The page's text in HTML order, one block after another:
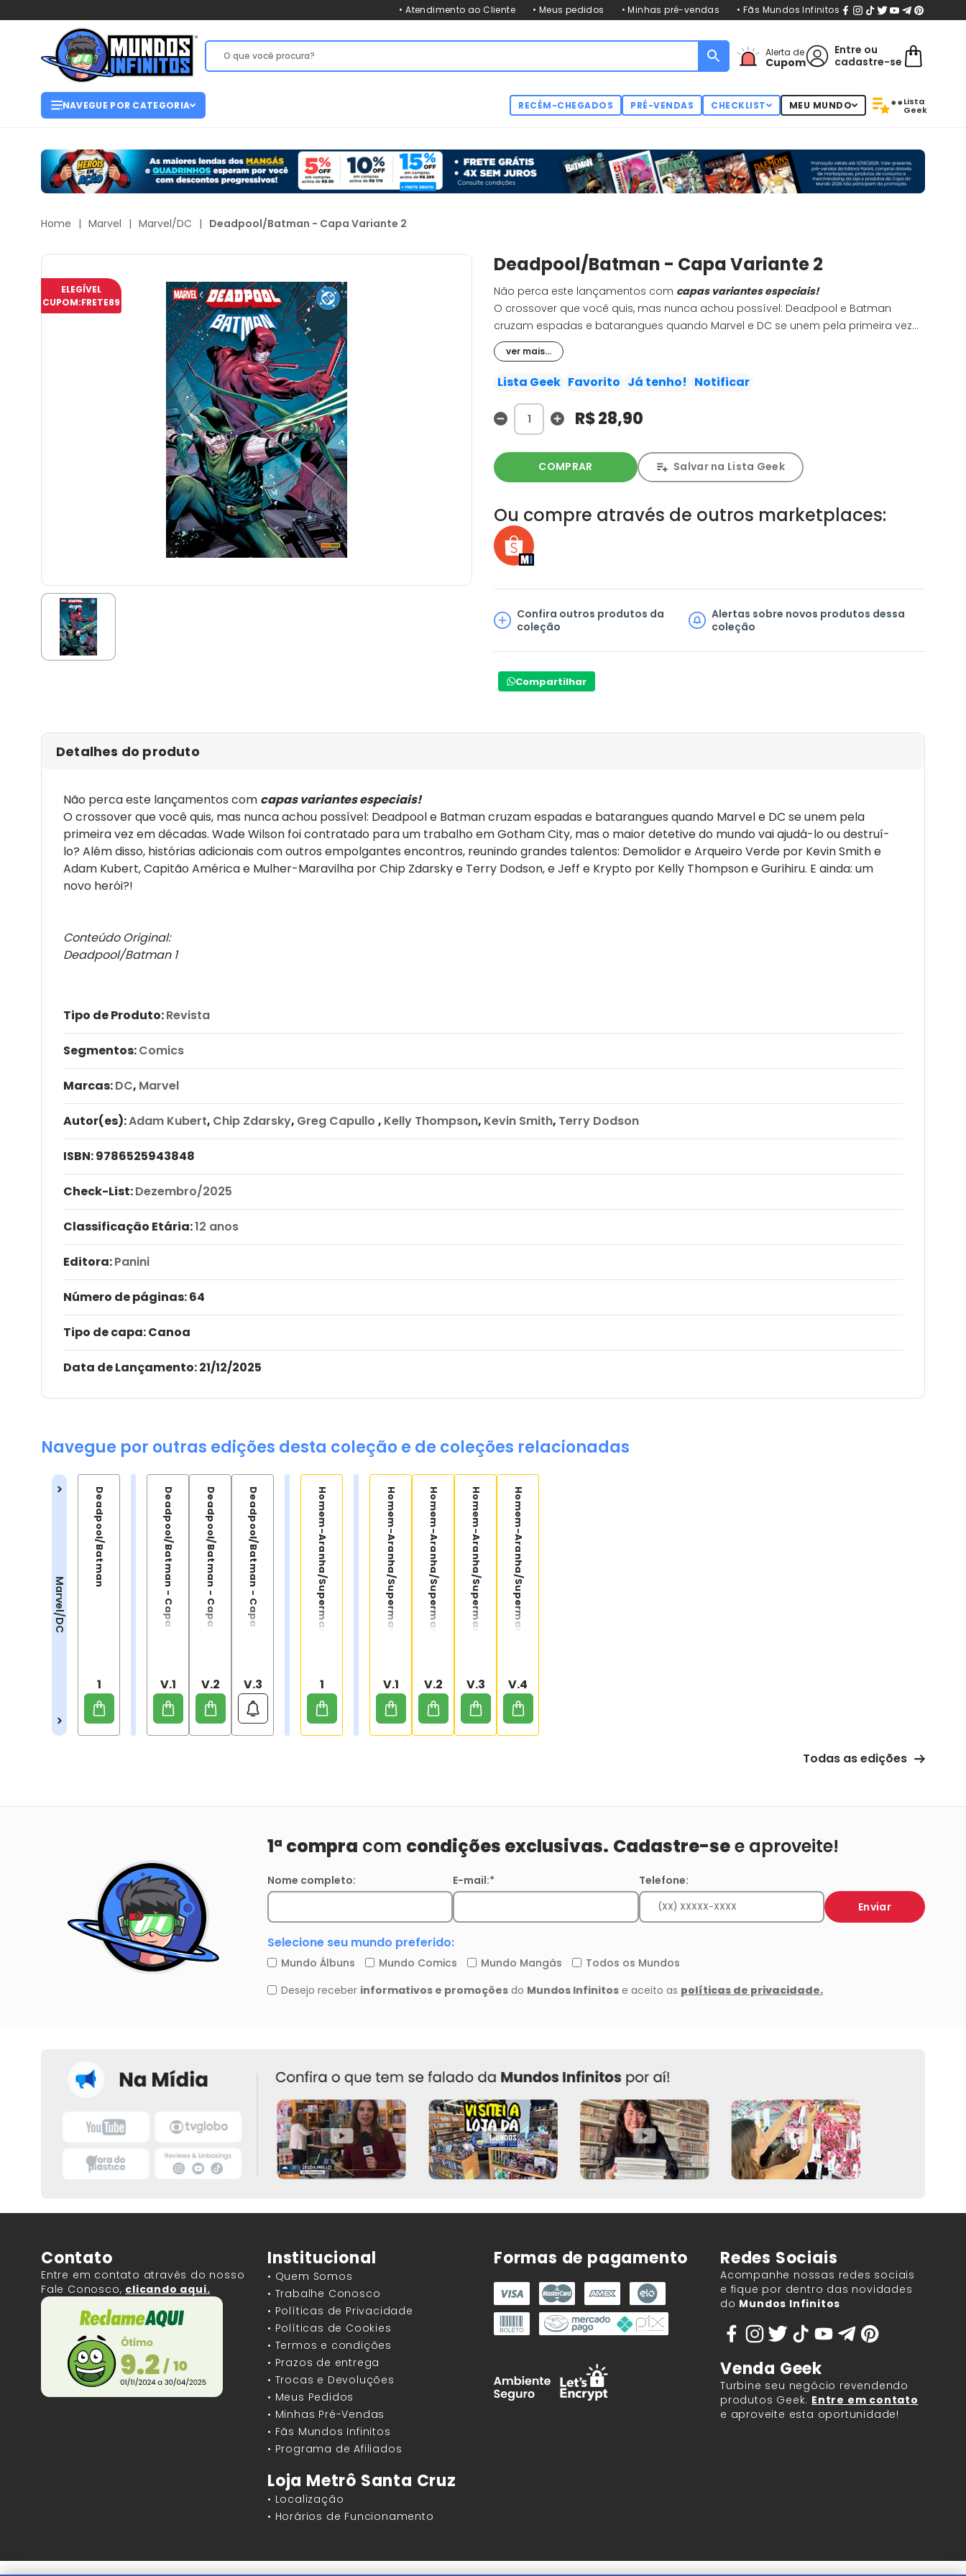
• Atendimento ao Cliente • Meus pedidos • Minhas pré-vendas • Fãs Mundos Infinitos
Alerta de
Cupom
Entre ou
cadastre-se
NAVEGUE POR CATEGORIA RECÉM-CHEGADOS PRÉ-VENDAS CHECKLIST MEU MUNDO **Lista
Geek
Home | Marvel | Marvel/DC | Deadpool/Batman - Capa Variante 2
ELEGÍVEL
CUPOM:FRETE89
Deadpool/Batman - Capa Variante 2
Não perca este lançamentos com capas variantes especiais!
O crossover que você quis, mas nunca achou possível: Deadpool e Batman
cruzam espadas e batarangues quando Marvel e DC se unem pela primeira vez
em décadas. Wade Wilson foi contratado para um trabalho em Gotham City, mas
o maior detetive do mundo vai ajudá-lo ou destruí-lo? Além disso, histórias
adicionais com outros empolgantes encontros, reunindo grandes talentos:
Mulher-Maravilha por Chip Zdarsky e Terry Dodson, e Jeff e Krypto por Kelly
Thompson e Gurihiru. E ainda: um novo herói?!
ver mais...
Lista Geek Favorito Já tenho! Notificar
R$ 28,90
COMPRAR Salvar na Lista Geek
Ou compre através de outros marketplaces:
Confira outros produtos da
coleção
Alertas sobre novos produtos dessa
coleção
Compartilhar
Detalhes do produto
Não perca este lançamentos com capas variantes especiais!
O crossover que você quis, mas nunca achou possível: Deadpool e Batman cruzam espadas e batarangues quando Marvel e DC se unem pela
primeira vez em décadas. Wade Wilson foi contratado para um trabalho em Gotham City, mas o maior detetive do mundo vai ajudá-lo ou destruí-
lo? Além disso, histórias adicionais com outros empolgantes encontros, reunindo grandes talentos: Demolidor e Arqueiro Verde por Kevin Smith e
Adam Kubert, Capitão América e Mulher-Maravilha por Chip Zdarsky e Terry Dodson, e Jeff e Krypto por Kelly Thompson e Gurihiru. E ainda: um
novo herói?!
Conteúdo Original:
Deadpool/Batman 1
Tipo de Produto:Revista
Segmentos:Comics
Marcas:DC, Marvel
Autor(es):Adam Kubert, Chip Zdarsky, Greg Capullo , Kelly Thompson, Kevin Smith, Terry Dodson
ISBN:9786525943848
Check-List:Dezembro/2025
Classificação Etária:12 anos
Editora:Panini
Número de páginas: 64
Tipo de capa:Canoa
Data de Lançamento:21/12/2025
Navegue por outras edições desta coleção e de coleções relacionadas
Marvel/DC
Deadpool/Batman
1
Deadpool/Batman - Capa Variante 1
V.1 Deadpool/Batman - Capa Variante 2
V.2 Deadpool/Batman - Capa Variante 3
V.3
Homem-Aranha/Superman
1 Homem-Aranha/Superman - Capa Variante 01
V.1 Homem-Aranha/Superman - Capa Variante 02
V.2 Homem-Aranha/Superman - Capa Variante 03
V.3 Homem-Aranha/Superman - Capa Variante 04
V.4
Todas as edições
Contato
Entre em contato através do nosso
Fale Conosco, clicando aqui.
Institucional
• Quem Somos
• Trabalhe Conosco
• Políticas de Privacidade
• Políticas de Cookies
• Termos e condições
• Prazos de entrega
• Trocas e Devoluções
• Meus Pedidos
• Minhas Pré-Vendas
• Fãs Mundos Infinitos
• Programa de Afiliados
Loja Metrô Santa Cruz
• Localização
• Horários de Funcionamento
Formas de pagamento Redes Sociais
Acompanhe nossas redes sociais
e fique por dentro das novidades
do Mundos Infinitos
Venda Geek
Turbine seu negócio revendendo
produtos Geek. Entre em contato
e aproveite esta oportunidade!